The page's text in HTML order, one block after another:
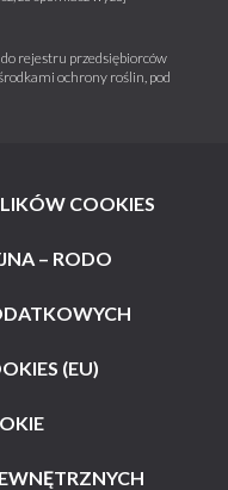
rejestru przedsiębiorców
ochrony roślin, pod
COOKIES
– RODO
(EU)